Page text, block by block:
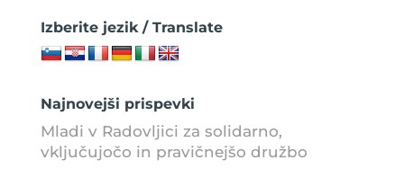
Izberite jezik / Translate
Najnovejši prispevki
Mladi v Radovljici za solidarno,
vključujočo in pravičnejšo družbo